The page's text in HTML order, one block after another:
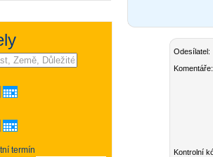
Odesílatel:
Komentáře:
Kontrolní